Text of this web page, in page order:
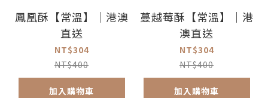
鳳凰酥【常溫】｜港澳
直送
NT$304
NT$400
加入購物車
蔓越莓酥【常溫】｜港
澳直送
NT$304
NT$400
加入購物車